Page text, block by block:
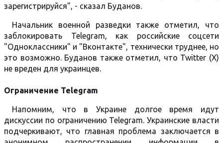
зарегистрируйся", - сказал Буданов.
Начальник военной разведки также отметил, что
заблокировать Telegram, как российские соцсети
"Одноклассники" и "Вконтакте", технически труднее, но
это возможно. Буданов также отметил, что Twitter (Х)
не вреден для украинцев.
Ограничение Telegram
Напомним, что в Украине долгое время идут
дискуссии по ограничению Telegram. Украинские власти
подчеркивают, что главная проблема заключается в